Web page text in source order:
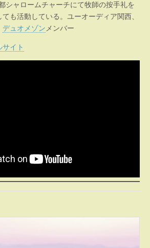
シャロームチャーチにて牧師の按手礼を
も活動している。ユーオーディア関西、
デュオメゾン メンバー
イト